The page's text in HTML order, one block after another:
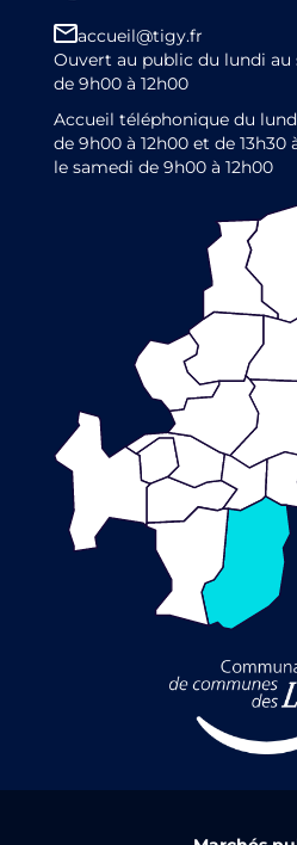
accueil@tigy.fr
Ouvert au public du lundi au
de 9h00 à 12h00
Accueil téléphonique du
de 9h00 à 12h00 et de 13h30
le samedi de 9h00 à 12h00